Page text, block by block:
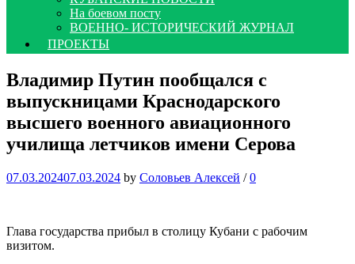
На боевом посту
ВОЕННО- ИСТОРИЧЕСКИЙ ЖУРНАЛ
ПРОЕКТЫ
Владимир Путин пообщался с
выпускницами Краснодарского
высшего военного авиационного
училища летчиков имени Серова
07.03.202407.03.2024 by Соловьев Алексей / 0
Глава государства прибыл в столицу Кубани с рабочим
визитом.